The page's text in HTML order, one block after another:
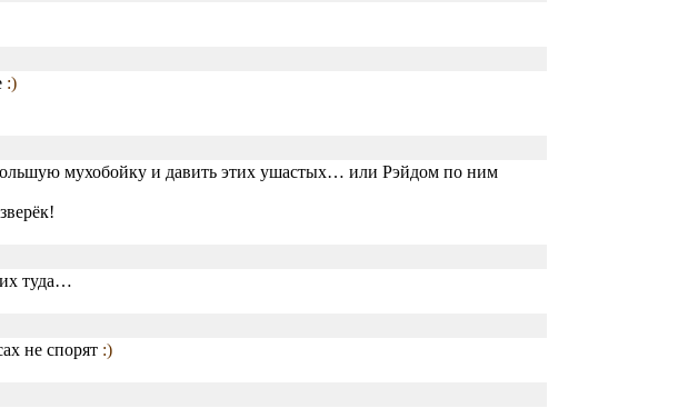
:)
мухобойку и давить этих ушастых… или Рэйдом по ним
туда…
не спорят :)